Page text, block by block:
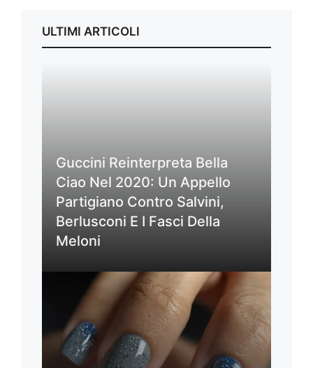
ULTIMI ARTICOLI
Guccini Reinterpreta Bella
Ciao Nel 2020: Un Appello
Partigiano Contro Salvini,
Berlusconi E I Fasci Della
Meloni